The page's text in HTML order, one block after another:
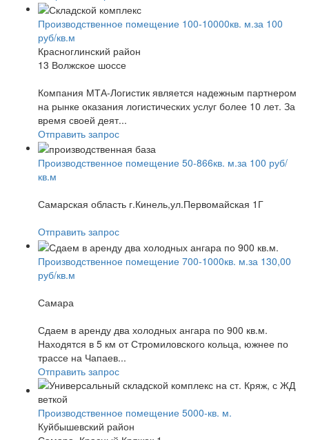
Производственное помещение 100-10000кв. м.за 100
руб/кв.м
Красноглинский район
13 Волжское шоссе
Компания МТА-Логистик является надежным партнером
на рынке оказания логистических услуг более 10 лет. За
время своей деят...
Отправить запрос
Производственное помещение 50-866кв. м.за 100 руб/
кв.м
Самарская область г.Кинель,ул.Первомайская 1Г
Отправить запрос
Производственное помещение 700-1000кв. м.за 130,00
руб/кв.м
Самара
Сдаем в аренду два холодных ангара по 900 кв.м.
Находятся в 5 км от Стромиловского кольца, южнее по
трассе на Чапаев...
Отправить запрос
Производственное помещение 5000-кв. м.
Куйбышевский район